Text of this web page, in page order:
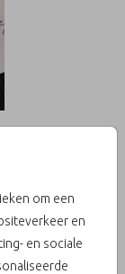
om een
en
en sociale